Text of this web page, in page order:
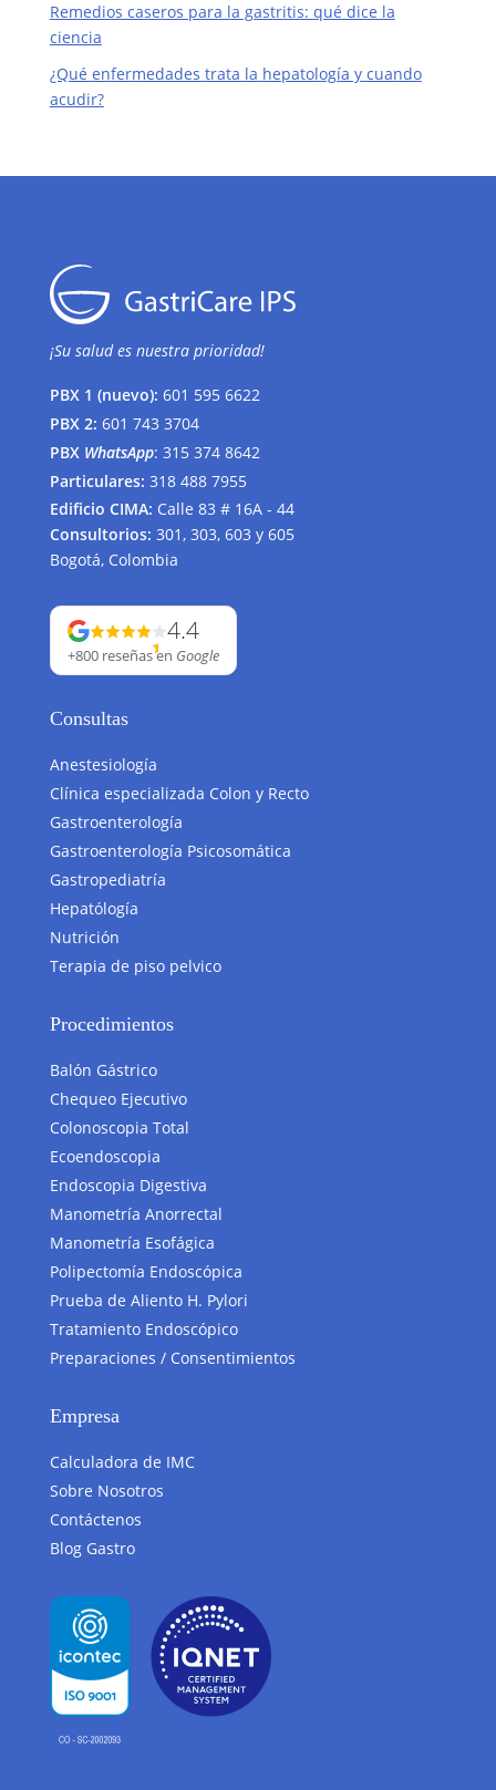
Remedios caseros para la gastritis: qué dice la
ciencia
¿Qué enfermedades trata la hepatología y cuando
acudir?
¡Su salud es nuestra prioridad!
PBX 1 (nuevo): 601 595 6622
PBX 2: 601 743 3704
PBX WhatsApp: 315 374 8642
Particulares: 318 488 7955
Edificio CIMA: Calle 83 # 16A - 44
Consultorios: 301, 303, 603 y 605
Bogotá, Colombia
4.4
+800 reseñasen Google
Consultas
Anestesiología
Clínica especializada Colon y Recto
Gastroenterología
Gastroenterología Psicosomática
Gastropediatría
Hepatólogía
Nutrición
Terapia de piso pelvico
Procedimientos
Balón Gástrico
Chequeo Ejecutivo
Colonoscopia Total
Ecoendoscopia
Endoscopia Digestiva
Manometría Anorrectal
Manometría Esofágica
Polipectomía Endoscópica
Prueba de Aliento H. Pylori
Tratamiento Endoscópico
Preparaciones / Consentimientos
Empresa
Calculadora de IMC
Sobre Nosotros
Contáctenos
Blog Gastro